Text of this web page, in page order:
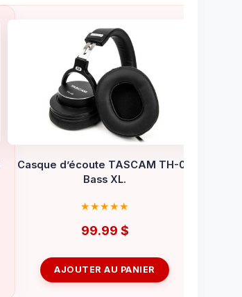
Casque d’écoute TASCAM TH-06
Bass XL.
99.99 $
AJOUTER AU PANIER